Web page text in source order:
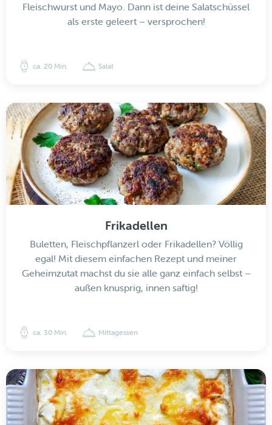
Fleischwurst und Mayo. Dann ist deine Salatschüssel
als erste geleert – versprochen!
ca. 20 Min. Salat
Frikadellen
Buletten, Fleischpflanzerl oder Frikadellen? Völlig
egal! Mit diesem einfachen Rezept und meiner
Geheimzutat machst du sie alle ganz einfach selbst –
außen knusprig, innen saftig!
ca. 30 Min. Mittagessen